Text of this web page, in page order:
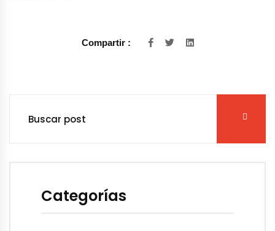
Compartir :
Categorías